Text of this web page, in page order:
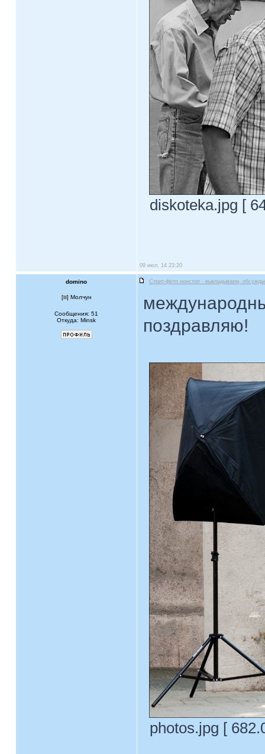
diskoteka.jpg [
09 июл, 14 23:20
domino Стрит-фото нонстоп - выкладываем,
[ ] Молчун
Сообщения: 51
Откуда: Minsk
поздравляю!
photos.jpg [